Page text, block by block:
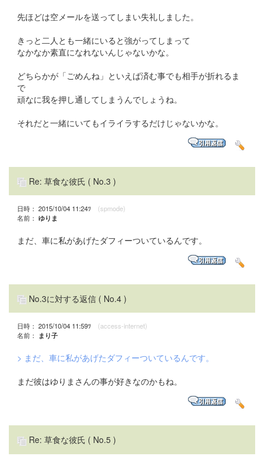
先ほどは空メールを送ってしまい失礼しました。
きっと二人とも一緒にいると強がってしまって
なかなか素直になれないんじゃないかな。
どちらかが「ごめんね」といえば済む事でも相手が折れるま
で
頑なに我を押し通してしまうんでしょうね。
それだと一緒にいてもイライラするだけじゃないかな。
Re: 草食な彼氏 ( No.3 )
日時： 2015/10/04 11:24ﾂ (spmode)
名前： ゆりま
まだ、車に私があげたダフィーついているんです。
No.3に対する返信 ( No.4 )
日時： 2015/10/04 11:59ﾂ (access-internet)
名前：
まり子
> まだ、車に私があげたダフィーついているんです。
まだ彼はゆりまさんの事が好きなのかもね。
Re: 草食な彼氏 ( No.5 )